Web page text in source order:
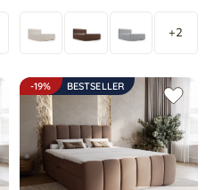
+2
-19% BESTSELLER